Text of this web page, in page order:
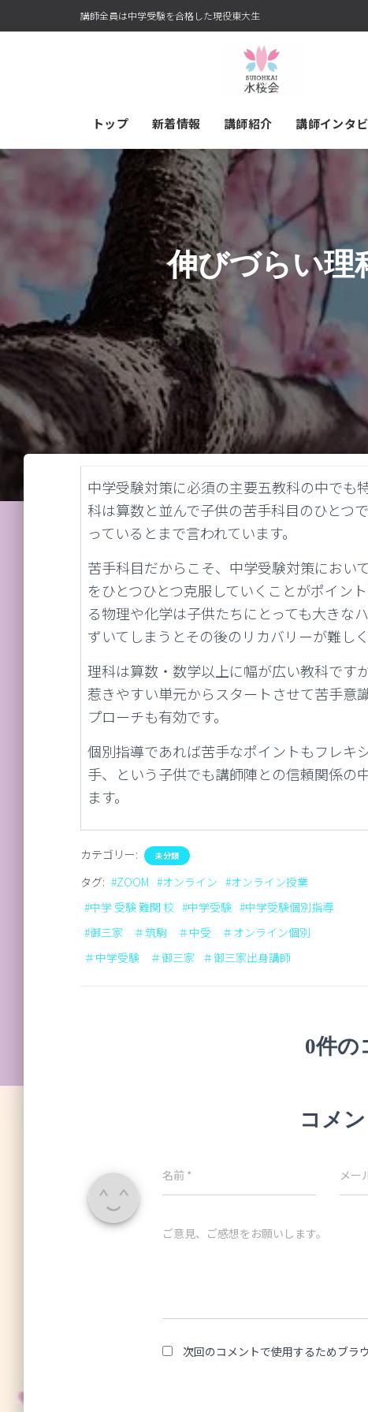
講師全員は中学受験を合格した現役東大生
トップ 新着情報 講師紹介 講師インタ
伸びづらい理
中学受験対策に必須の主要五教科の中でも
科は算数と並んで子供の苦手科目のひとつ
っているとまで言われています。
苦手科目だからこそ、中学受験対策におい
をひとつひとつ克服していくことがポイン
る物理や化学は子供たちにとっても大きな
ずいてしまうとその後のリカバリーが難し
理科は算数・数学以上に幅が広い教科です
惹きやすい単元からスタートさせて苦手意
プローチも有効です。
個別指導であれば苦手なポイントもフレキ
手、という子供でも講師陣との信頼関係の
ます。
カテゴリー: 未分類
タグ: #ZOOM #オンライン #オンライン授業
#中学 受験 難関 校 #中学受験 #中学受験個別指導
#御三家 ＃筑駒 ＃中受 ＃オンライン個別
＃中学受験 ＃御三家
＃御三家出身講師
0件の
コメ
名前 * メー
ご意見、ご感想をお願いします。
次回のコメントで使用するためブラ